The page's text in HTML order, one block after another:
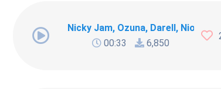
Nicky Jam, Ozuna, Darell, Nio
00:33
6,850